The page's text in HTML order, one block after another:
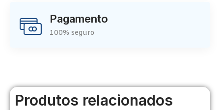
Pagamento
100% seguro
Produtos relacionados